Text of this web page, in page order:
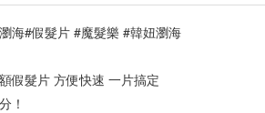
海#假髮片 #魔髮樂 #韓妞瀏海
假髮片 方便快速 一片搞定
！